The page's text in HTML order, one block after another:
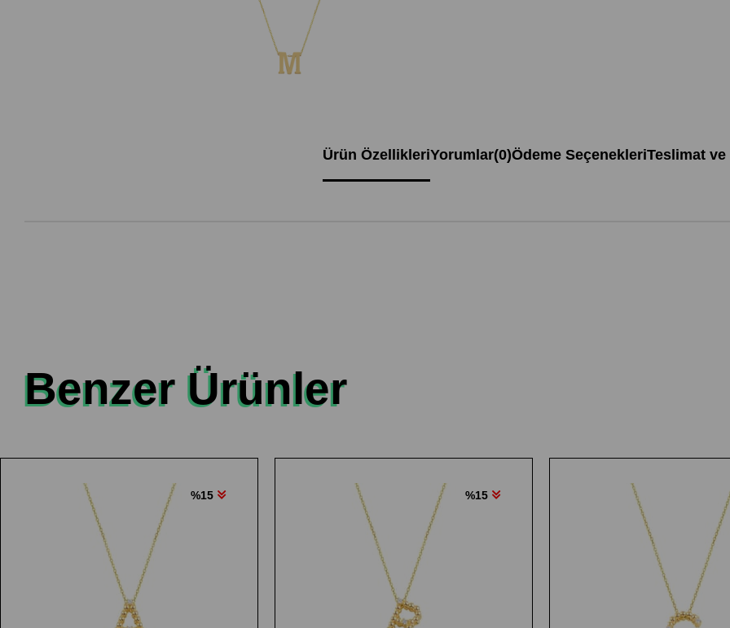
Ürün ÖzellikleriYorumlar(0)Ödeme SeçenekleriTeslimat ve
Benzer Ürünler
%15 %15